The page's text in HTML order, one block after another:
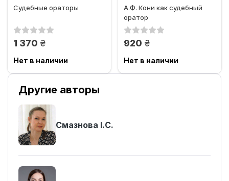
Судебные ораторы
1 370 грн.
Нет в наличии
А.Ф. Кони как судебный
оратор
920 грн.
Нет в наличии
Другие авторы
Смазнова І.С.